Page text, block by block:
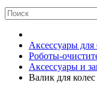
Аксессуары для
Роботы-
Аксессуары и
Валик для